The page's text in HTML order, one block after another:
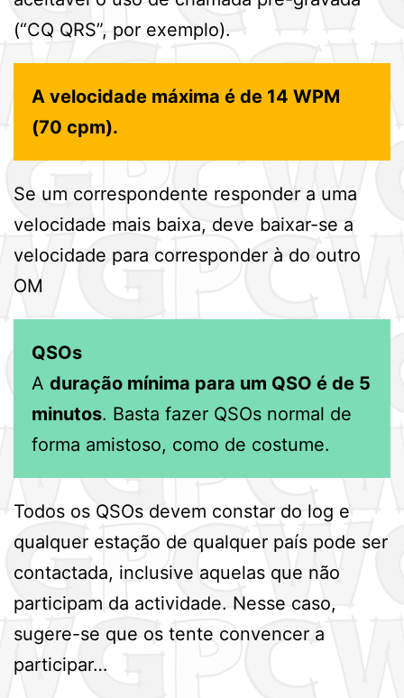
(“CQ QRS”, por exemplo).
A velocidade máxima é de 14 WPM
(70 cpm).
Se um correspondente responder a uma
velocidade mais baixa, deve baixar-se a
velocidade para corresponder à do outro
OM
QSOs
A duração mínima para um QSO é de 5
minutos. Basta fazer QSOs normal de
forma amistoso, como de costume.
Todos os QSOs devem constar do log e
qualquer estação de qualquer país pode ser
contactada, inclusive aquelas que não
participam da actividade. Nesse caso,
sugere-se que os tente convencer a
participar…